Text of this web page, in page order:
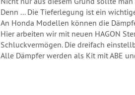
Denn ... Die Tieferlegung ist ein
An Honda Modellen können die
Hier arbeiten wir mit neuen HAGON
Schluckvermögen. Die dreifach
Alle Dämpfer werden als Kit mit ABE